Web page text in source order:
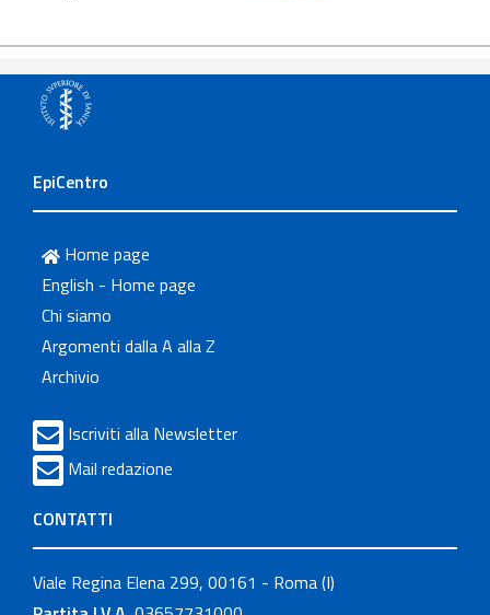
EpiCentro
Home page
English - Home page
Chi siamo
Argomenti dalla A alla Z
Archivio
Iscriviti alla Newsletter
Mail redazione
CONTATTI
Viale Regina Elena 299, 00161 - Roma (I)